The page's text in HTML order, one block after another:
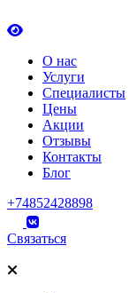
О нас
Услуги
Специалисты
Цены
Акции
Отзывы
Контакты
Блог
+74852428898
Связаться